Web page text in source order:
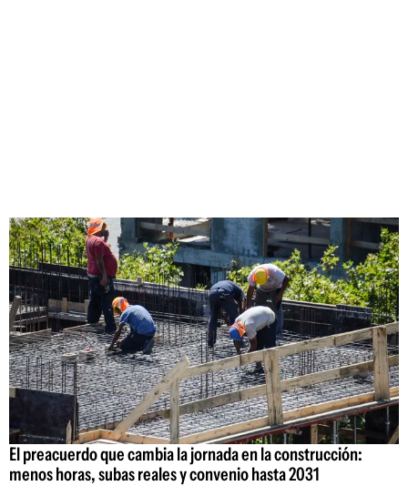
El preacuerdo que cambia la jornada en la construcción:
menos horas, subas reales y convenio hasta 2031